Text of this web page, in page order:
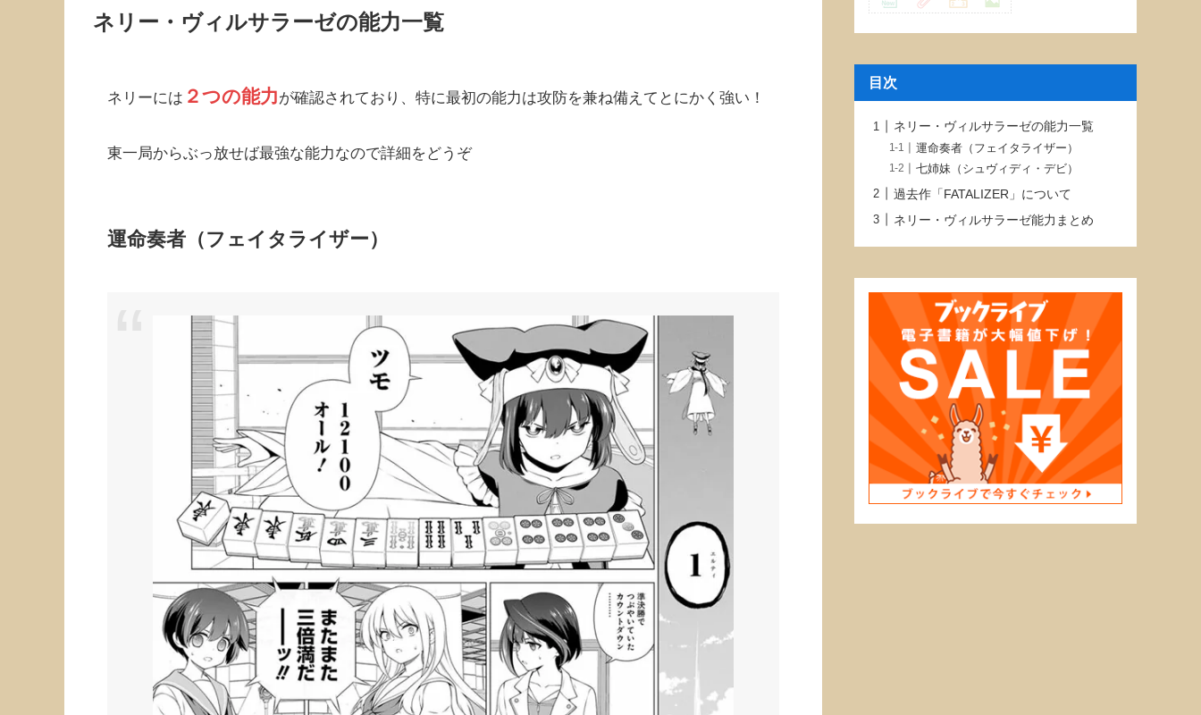
ネリー・ヴィルサラーゼの能力一覧
ネリーには ２つの能力が確認されており、特に最初の能力は攻防を兼ね備えてとにかく強い！
東一局からぶっ放せば最強な能力なので詳細をどうぞ
運命奏者（フェイタライザー）
目次
ネリー・ヴィルサラーゼの能力一覧
運命奏者（フェイタライザー）
七姉妹（シュヴィディ・デビ）
過去作「FATALIZER」について
ネリー・ヴィルサラーゼ能力まとめ